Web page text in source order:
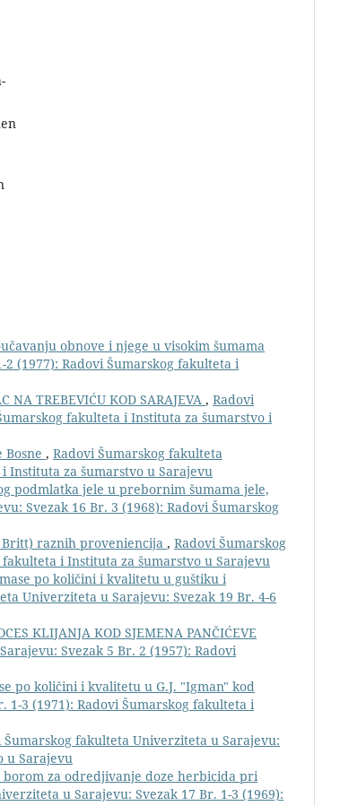
obnove i njege u visokim šumama
(1977): Radovi Šumarskog fakulteta i
NA TREBEVIĆU KOD SARAJEVA , Radovi
fakulteta i Instituta za šumarstvo i
, Radovi Šumarskog fakulteta
Instituta za šumarstvo u Sarajevu
podmlatka jele u prebornim šumama jele,
Svezak 16 Br. 3 (1968): Radovi Šumarskog
raznih proveniencija , Radovi Šumarskog
i Instituta za šumarstvo u Sarajevu
po količini i kvalitetu u guštiku i
Univerziteta u Sarajevu: Svezak 19 Br. 4-6
KLIJANJA KOD SJEMENA PANČIĆEVE
Svezak 5 Br. 2 (1957): Radovi
po količini i kvalitetu u G.J. "Igman" kod
1-3 (1971): Radovi Šumarskog fakulteta i
Šumarskog fakulteta Univerziteta u Sarajevu:
u Sarajevu
borom za odredjivanje doze herbicida pri
u Sarajevu: Svezak 17 Br. 1-3 (1969):